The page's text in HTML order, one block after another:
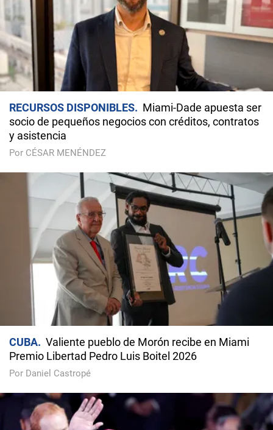
RECURSOS DISPONIBLES
Miami-Dade apuesta ser
socio de pequeños negocios con créditos, contratos
y asistencia
Por CÉSAR MENÉNDEZ
CUBA
Valiente pueblo de Morón recibe en Miami
Premio Libertad Pedro Luis Boitel 2026
Por Daniel Castropé